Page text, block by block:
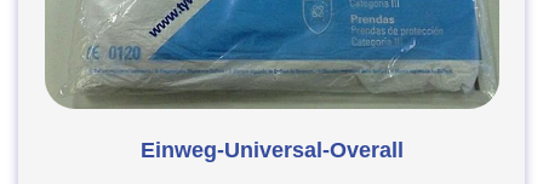
Einweg-Universal-Overall